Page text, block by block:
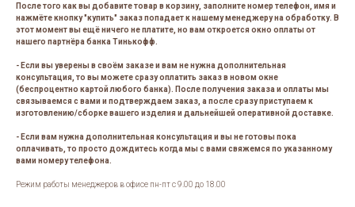
После того как вы добавите товар в корзину, заполните номер телефон, имя и
нажмёте кнопку "купить" заказ попадает к нашему менеджеру на обработку. В
этот момент вы ещё ничего не платите, но вам откроется окно оплаты от
нашего партнёра банка Тинькофф.
- Если вы уверены в своём заказе и вам не нужна дополнительная
консультация, то вы можете сразу оплатить заказ в новом окне
(беспроцентно картой любого банка). После получения заказа и оплаты мы
связываемся с вами и подтверждаем заказ, а после сразу приступаем к
изготовлению/сборке вашего изделия и дальнейшей оперативной доставке.
- Если вам нужна дополнительная консультация и вы не готовы пока
оплачивать, то просто дождитесь когда мы с вами свяжемся по указанному
вами номеру телефона.
Режим работы менеджеров в офисе пн-пт с 9.00 до 18.00